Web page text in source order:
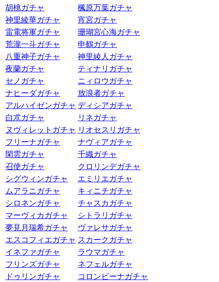
胡桃ガチャ
楓原万葉ガチャ
神里綾華ガチャ
宵宮ガチャ
雷電将軍ガチャ
珊瑚宮心海ガチャ
荒瀧一斗ガチャ
申鶴ガチャ
八重神子ガチャ
神里綾人ガチャ
夜蘭ガチャ
ティナリガチャ
セノガチャ
ニィロウガチャ
ナヒーダガチャ
放浪者ガチャ
アルハイゼンガチャ ディシアガチャ
白朮ガチャ
リネガチャ
ヌヴィレットガチャ リオセスリガチャ
フリーナガチャ
ナヴィアガチャ
閑雲ガチャ
千織ガチャ
召使ガチャ
クロリンデガチャ
シグウィンガチャ
エミリエガチャ
ムアラニガチャ
キィニチガチャ
シロネンガチャ
チャスカガチャ
マーヴィカガチャ
シトラリガチャ
夢見月瑞希ガチャ
ヴァレサガチャ
エスコフィエガチャ スカークガチャ
イネファガチャ
ラウマガチャ
フリンズガチャ
ネフェルガチャ
ドゥリンガチャ
コロンビーナガチャ